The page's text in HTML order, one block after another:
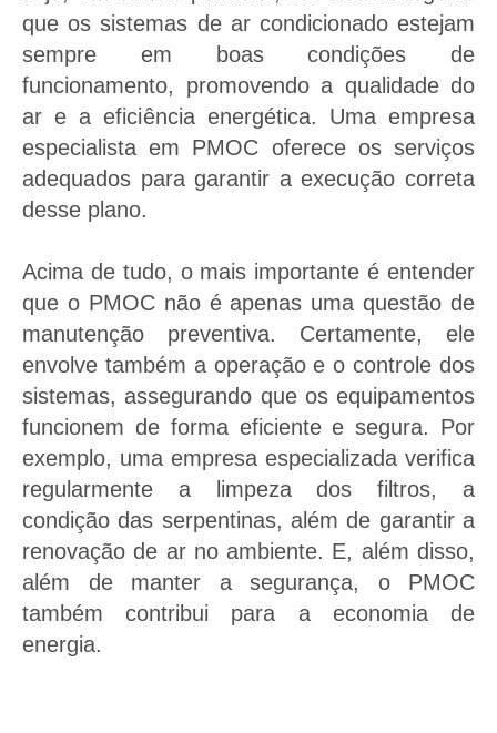
que os sistemas de ar condicionado estejam
sempre em boas condições de
funcionamento, promovendo a qualidade do
ar e a eficiência energética. Uma empresa
especialista em PMOC oferece os serviços
adequados para garantir a execução correta
desse plano.
Acima de tudo, o mais importante é entender
que o PMOC não é apenas uma questão de
manutenção preventiva. Certamente, ele
envolve também a operação e o controle dos
sistemas, assegurando que os equipamentos
funcionem de forma eficiente e segura. Por
exemplo, uma empresa especializada verifica
regularmente a limpeza dos filtros, a
condição das serpentinas, além de garantir a
renovação de ar no ambiente. E, além disso,
além de manter a segurança, o PMOC
também contribui para a economia de
energia.